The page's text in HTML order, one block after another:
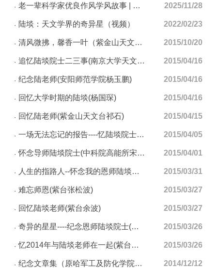
老一辈科学家优良作风学风故事 | 陆埮：简单纯粹，不享特殊待遇 2025/11/28
陆埮：天文学界的奇异星（视频） 2022/02/23
清风微拂，馨香一叶（紫金山天文台张笋） 2015/10/20
追忆陆埮院士二三事(南京大学天文与空间科学学院王善钦) 2015/04/16
纪念陆老师(安阳师范学院杨玉鹏) 2015/04/16
回忆大学时期的陆埮(杨国琛) 2015/04/16
回忆陆老师(紫金山天文台祁石) 2015/04/15
一场无法忘记的报告----忆陆埮院士之2013年紫台夏令营报告(紫台吕静、杜秋生、李翀、王晨、徐磊、鹿瑶、孙佳) 2015/04/05
怀念导师陆埮院士(中科院高能所宋黎明研究员) 2015/04/01
人生的指路人--怀念我的恩师陆埮先生(南京大学王祥玉教授) 2015/03/31
难忘师恩(紫台张松波) 2015/03/27
回忆陆埮老师(紫台余波) 2015/03/27
奇异的星星----纪念恩师陆埮院士(南京大学黄永锋教授) 2015/03/26
忆2014年与陆埮老师在一起(紫台范一中研究员) 2015/03/26
纪念文章集（原哈军工及防化学院的同仁、同亊、战友、学生） 2014/12/12